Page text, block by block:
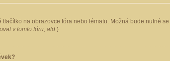
na obrazovce fóra nebo tématu. Možná bude nutné
v tomto fóru, atd.).